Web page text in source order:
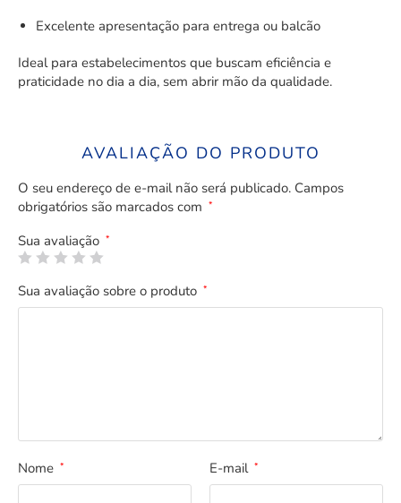
Excelente apresentação para entrega ou balcão
Ideal para estabelecimentos que buscam eficiência e
praticidade no dia a dia, sem abrir mão da qualidade.
AVALIAÇÃO DO PRODUTO
O seu endereço de e-mail não será publicado. Campos
obrigatórios são marcados com *
Sua avaliação *
Sua avaliação sobre o produto *
Nome * E-mail *